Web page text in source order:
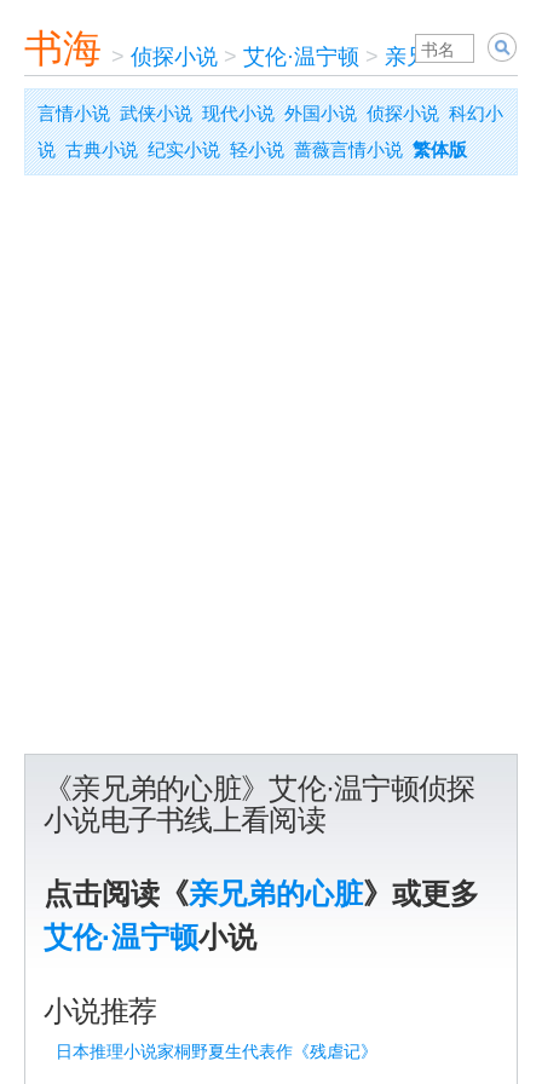
书海 > 侦探小说 > 艾伦·温宁顿 > 亲兄弟的心脏
言情小说 武侠小说 现代小说 外国小说 侦探小说 科幻小
说 古典小说 纪实小说 轻小说 蔷薇言情小说 繁体版
《亲兄弟的心脏》艾伦·温宁顿侦探
小说电子书线上看阅读
点击阅读《亲兄弟的心脏》或更多
艾伦·温宁顿小说
小说推荐
日本推理小说家桐野夏生代表作《残虐记》